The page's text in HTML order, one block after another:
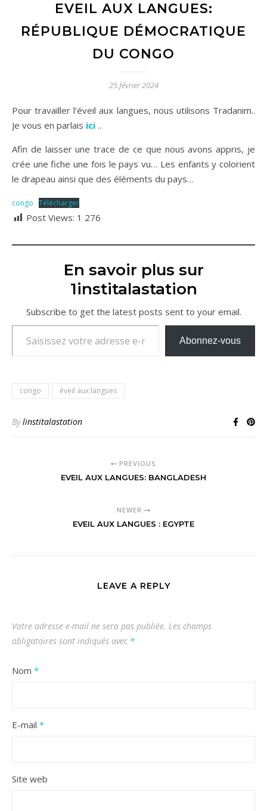
EVEIL AUX LANGUES:
RÉPUBLIQUE DÉMOCRATIQUE
DU CONGO
25 février 2024
Pour travailler l’éveil aux langues, nous utilisons Tradanim..
Je vous en parlais ici ..
Afin de laisser une trace de ce que nous avons appris, je
crée une fiche une fois le pays vu… Les enfants y colorient
le drapeau ainsi que des éléments du pays…
congo Télécharger
Post Views: 1 276
En savoir plus sur
1institalastation
Subscribe to get the latest posts sent to your email.
Saisissez votre adresse e-mail…
Abonnez-vous
congo éveil aux langues
Bylinstitalastation
PREVIOUS
EVEIL AUX LANGUES: BANGLADESH
NEWER
EVEIL AUX LANGUES : EGYPTE
LEAVE A REPLY
Votre adresse e-mail ne sera pas publiée. Les champs
obligatoires sont indiqués avec *
Nom *
E-mail *
Site web